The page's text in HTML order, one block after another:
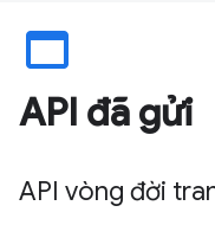
web_asset
API đã gửi
API vòng đời